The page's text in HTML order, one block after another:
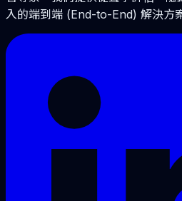
入的端到端 (End-to-End) 解決方